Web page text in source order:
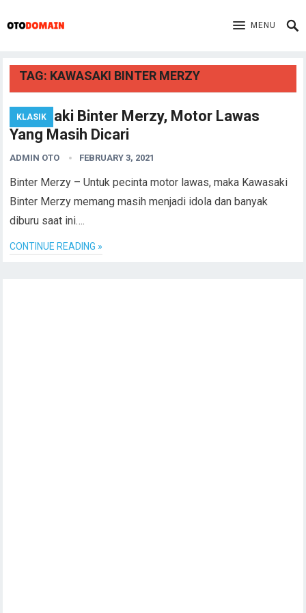
MENU
TAG: KAWASAKI BINTER MERZY
KLASIK
Kawasaki Binter Merzy, Motor Lawas
Yang Masih Dicari
ADMIN OTO FEBRUARY 3, 2021
Binter Merzy – Untuk pecinta motor lawas, maka Kawasaki
Binter Merzy memang masih menjadi idola dan banyak
diburu saat ini….
CONTINUE READING »